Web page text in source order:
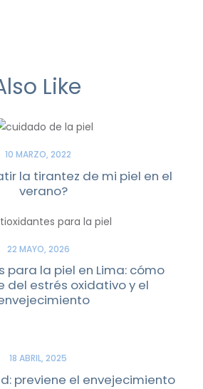
Like
10 MARZO, 2022
la tirantez de mi piel en el
verano?
22 MAYO, 2026
para la piel en Lima: cómo
del estrés oxidativo y el
18 ABRIL, 2025
previene el envejecimiento